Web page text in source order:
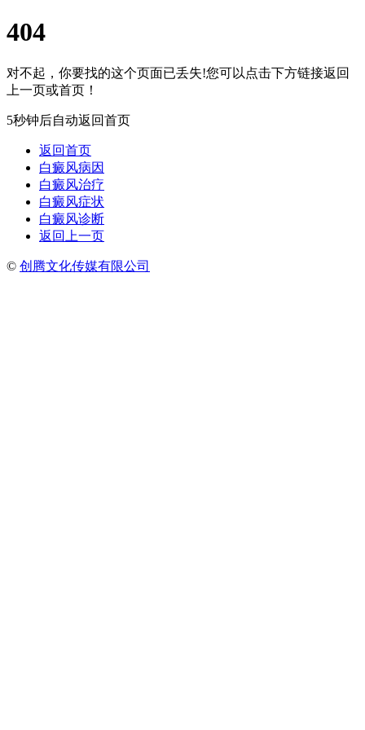
404
对不起，你要找的这个页面已丢失!您可以点击下方链接返回
上一页或首页！
5秒钟后自动返回首页
返回首页
白癜风病因
白癜风治疗
白癜风症状
白癜风诊断
返回上一页
© 创腾文化传媒有限公司